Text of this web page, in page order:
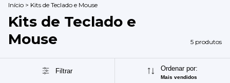
Início > Kits de Teclado e Mouse
Kits de Teclado e
Mouse
5 produtos
Filtrar Ordenar por:
Mais vendidos